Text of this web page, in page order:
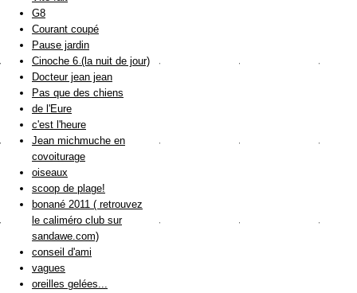
G8
Courant coupé
Pause jardin
Cinoche 6 (la nuit de jour)
Docteur jean jean
Pas que des chiens
de l'Eure
c'est l'heure
Jean michmuche en
covoiturage
oiseaux
scoop de plage!
bonané 2011 ( retrouvez
le caliméro club sur
sandawe.com)
conseil d'ami
vagues
oreilles gelées...